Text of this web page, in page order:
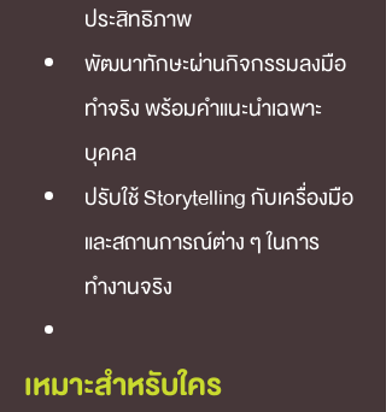
ประสิทธิภาพ
พัฒนาทักษะผ่านกิจกรรมลงมือ
ทำจริง พร้อมคำแนะนำเฉพาะ
บุคคล
ปรับใช้ Storytelling กับเครื่องมือ
และสถานการณ์ต่าง ๆ ในการ
ทำงานจริง
เหมาะสำหรับใคร